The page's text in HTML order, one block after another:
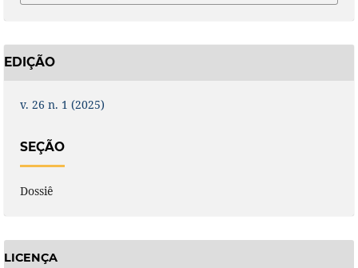
EDIÇÃO
v. 26 n. 1 (2025)
SEÇÃO
Dossiê
LICENÇA